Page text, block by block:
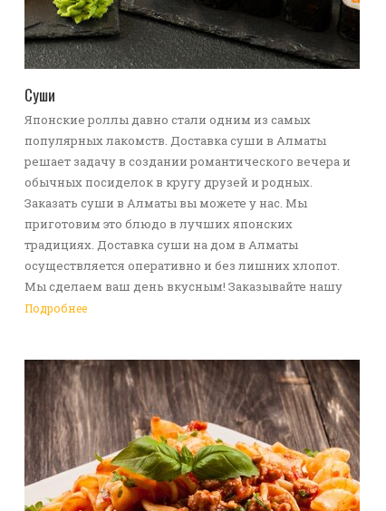
Суши
Японские роллы давно стали одним из самых
популярных лакомств. Доставка суши в Алматы
решает задачу в создании романтического вечера и
обычных посиделок в кругу друзей и родных.
Заказать суши в Алматы вы можете у нас. Мы
приготовим это блюдо в лучших японских
традициях. Доставка суши на дом в Алматы
осуществляется оперативно и без лишних хлопот.
Мы сделаем ваш день вкусным! Заказывайте нашу
услугу доставка еды в Алматы!
Подробнее